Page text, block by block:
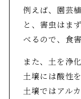
例えば、園芸
と、害虫はま
べるので、食
また、土を浄
土壌には酸性
土壌ではアル